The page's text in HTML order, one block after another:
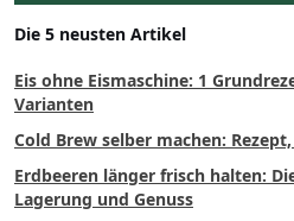
Die 5 neusten Artikel
Eis ohne Eismaschine: 1
Varianten
Cold Brew selber machen:
Erdbeeren länger frisch halten:
Lagerung und Genuss